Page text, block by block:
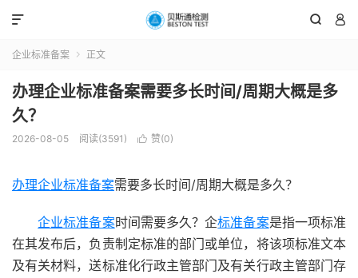
 

企业标准备案  正文
办理企业标准备案需要多长时间/周期大概是多
久？
2026-08-05 阅读(3591)  赞(0)
办理企业标准备案需要多长时间/周期大概是多久？
企业标准备案时间需要多久？企标准备案是指一项标准
在其发布后，负责制定标准的部门或单位，将该项标准文本
及有关材料，送标准化行政主管部门及有关行政主管部门存